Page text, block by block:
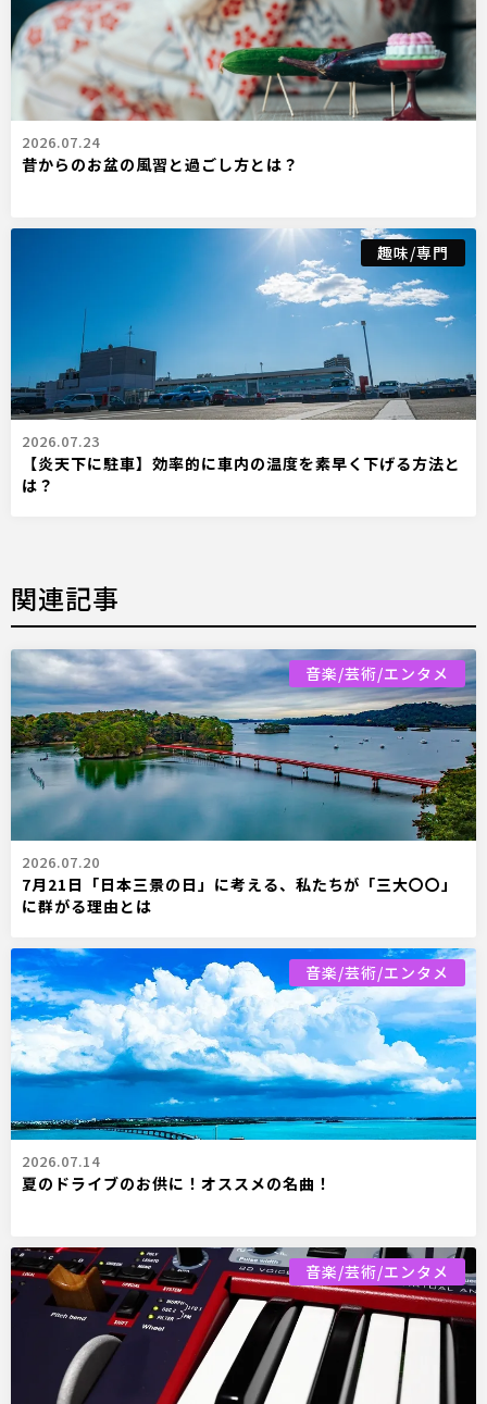
2026.07.24
昔からのお盆の風習と過ごし方とは？
趣味/専門
2026.07.23
【炎天下に駐車】効率的に車内の温度を素早く下げる方法と
は？
関連記事
音楽/芸術/エンタメ
2026.07.20
7月21日「日本三景の日」に考える、私たちが「三大〇〇」
に群がる理由とは
音楽/芸術/エンタメ
2026.07.14
夏のドライブのお供に！オススメの名曲！
音楽/芸術/エンタメ